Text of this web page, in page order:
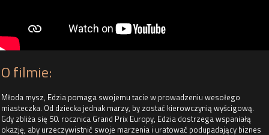
O filmie:
Młoda mysz, Edzia pomaga swojemu tacie w prowadzeniu wesołego
miasteczka. Od dziecka jednak marzy, by zostać kierowczynią wyścigową.
Gdy zbliża się 50. rocznica Grand Prix Europy, Edzia dostrzega wspaniałą
okazję, aby urzeczywistnić swoje marzenia i uratować podupadający biznes